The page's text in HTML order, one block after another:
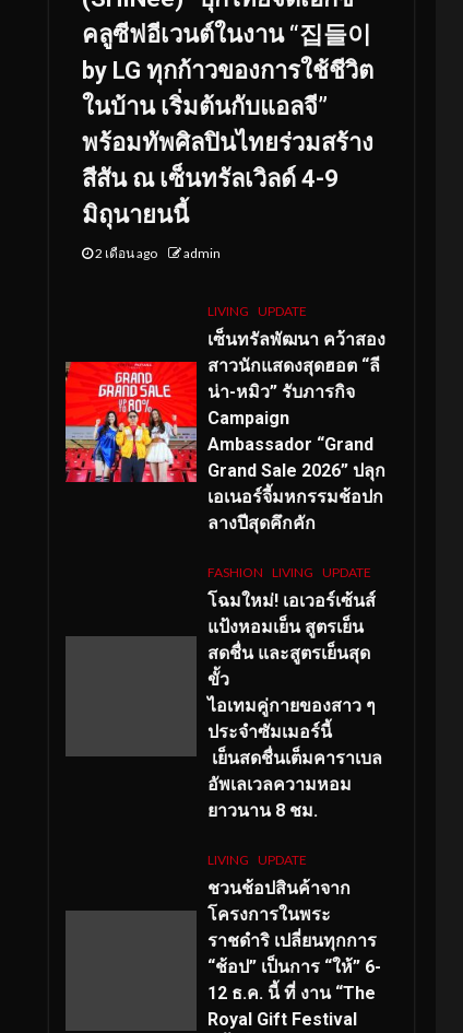
คลูซีฟอีเวนต์ในงาน “집들이
by LG ทุกก้าวของการใช้ชีวิต
ในบ้าน เริ่มต้นกับแอลจี”
พร้อมทัพศิลปินไทยร่วมสร้าง
สีสัน ณ เซ็นทรัลเวิลด์ 4-9
มิถุนายนนี้
2 เดือน ago admin
LIVING UPDATE
เซ็นทรัลพัฒนา คว้าสอง
สาวนักแสดงสุดฮอต “ลี
น่า-หมิว” รับภารกิจ
Campaign
Ambassador “Grand
Grand Sale 2026” ปลุก
เอเนอร์จี้มหกรรมช้อปก
ลางปีสุดคึกคัก
FASHION LIVING UPDATE
โฉมใหม่! เอเวอร์เซ้นส์
แป้งหอมเย็น สูตรเย็น
สดชื่น และสูตรเย็นสุด
ขั้ว
ไอเทมคู่กายของสาว ๆ
ประจำซัมเมอร์นี้
เย็นสดชื่นเต็มคาราเบล
อัพเลเวลความหอม
ยาวนาน 8 ชม.
LIVING UPDATE
ชวนช้อปสินค้าจาก
โครงการในพระ
ราชดำริ เปลี่ยนทุกการ
“ช้อป” เป็นการ “ให้” 6-
12 ธ.ค. นี้ ที่ งาน “The
Royal Gift Festival